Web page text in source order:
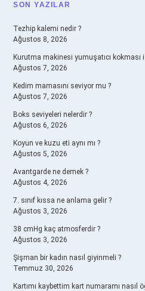
SIDEBAR
SON YAZILAR
Tezhip kalemi nedir ?
Ağustos 8, 2026
Kurutma makinesi yumuşatıcı kokması
Ağustos 7, 2026
Kedim mamasını seviyor mu ?
Ağustos 7, 2026
Boks seviyeleri nelerdir ?
Ağustos 6, 2026
Koyun ve kuzu eti aynı mı ?
Ağustos 5, 2026
Avantgarde ne demek ?
Ağustos 4, 2026
7. sınıf kıssa ne anlama gelir ?
Ağustos 3, 2026
38 cmHg kaç atmosferdir ?
Ağustos 3, 2026
Şişman bir kadın nasıl giyinmeli ?
Temmuz 30, 2026
Kartımı kaybettim kart numaramı nasıl